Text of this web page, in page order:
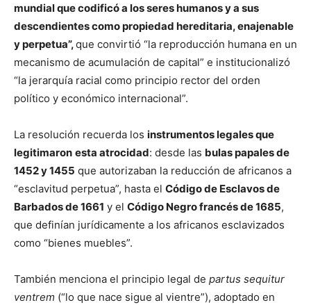
mundial que codificó a los seres humanos y a sus
descendientes como propiedad hereditaria, enajenable
y perpetua”,que convirtió “la reproducción humana en un
mecanismo de acumulación de capital” e institucionalizó
“la jerarquía racial como principio rector del orden
político y económico internacional”.
La resolución recuerda los instrumentos legales que
legitimaron esta atrocidad: desde las bulas papales de
1452 y 1455 que autorizaban la reducción de africanos a
“esclavitud perpetua”, hasta el Código de Esclavos de
Barbados de 1661 y el Código Negro francés de 1685,
que definían jurídicamente a los africanos esclavizados
como “bienes muebles”.
También menciona el principio legal de partus sequitur
ventrem (“lo que nace sigue al vientre”), adoptado en